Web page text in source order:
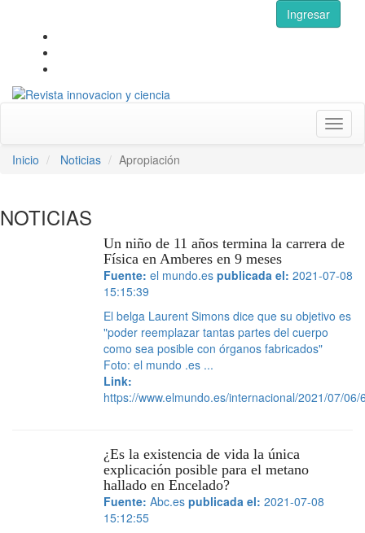
Ingresar
Inicio
Noticias Apropiación
NOTICIAS
Un niño de 11 años termina la carrera de
Física en Amberes en 9 meses
Fuente: el mundo.es publicada el: 2021-07-08
15:15:39
El belga Laurent Simons dice que su objetivo es
"poder reemplazar tantas partes del cuerpo
como sea posible con órganos fabricados"
Foto: el mundo .es ...
Link:
https://www.elmundo.es/internacional/2021/07/
¿Es la existencia de vida la única
explicación posible para el metano
hallado en Encelado?
Fuente: Abc.es publicada el: 2021-07-08
15:12:55